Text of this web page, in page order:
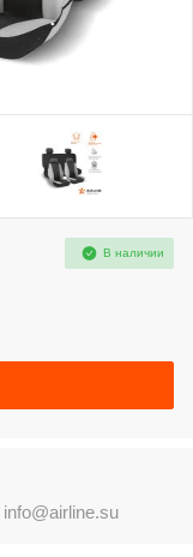
В наличии
info@airline.su